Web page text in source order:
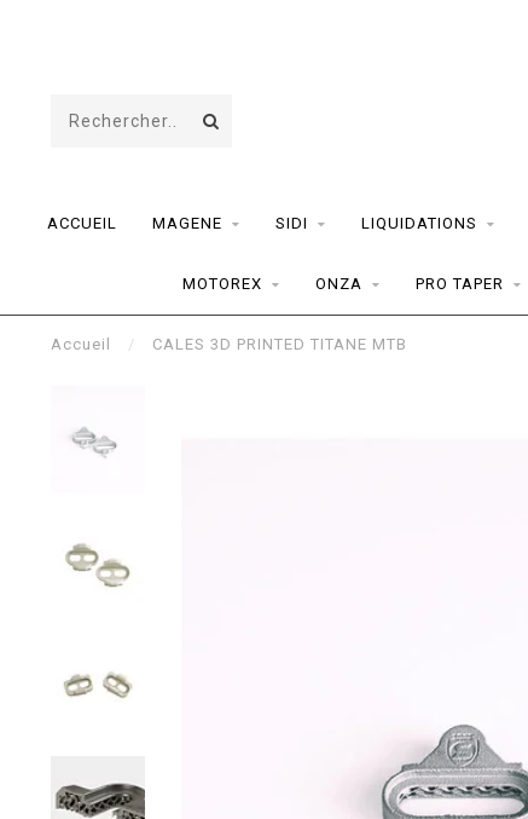
ACCUEIL MAGENE SIDI LIQUIDATIONS
MOTOREX ONZA PRO TAPER
Accueil / CALES 3D PRINTED TITANE MTB